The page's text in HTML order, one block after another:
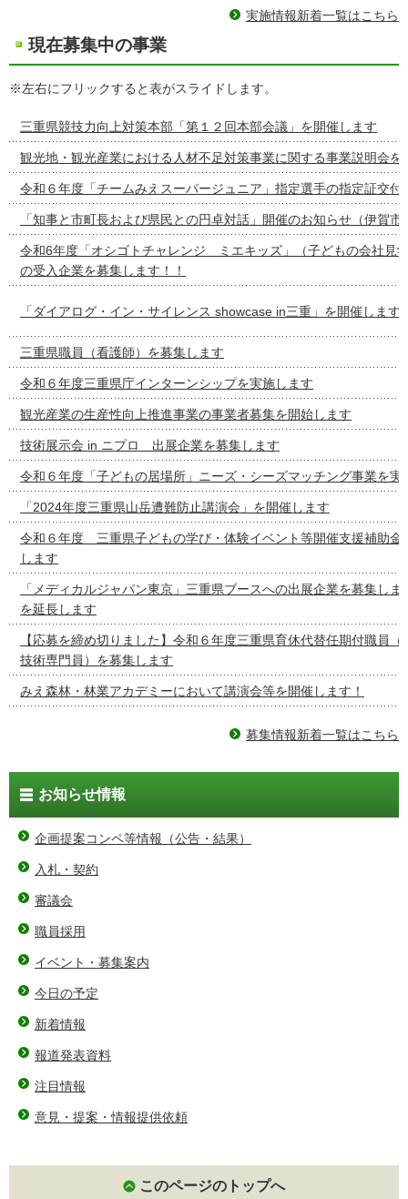
実施情報新着一覧はこちら
現在募集中の事業
※左右にフリックすると表がスライドします。
三重県競技力向上対策本部「第１２回本部会議」を開催します
観光地・観光産業における人材不足対策事業に関する事業説明会を
令和６年度「チームみえスーパージュニア」指定選手の指定証交付
「知事と市町長および県民との円卓対話」開催のお知らせ（伊賀市
令和6年度「オシゴトチャレンジ ミエキッズ」（子どもの会社見
の受入企業を募集します！！
「ダイアログ・イン・サイレンス showcase in三重」を開催します
三重県職員（看護師）を募集します
令和６年度三重県庁インターンシップを実施します
観光産業の生産性向上推進事業の事業者募集を開始します
技術展示会 in ニプロ 出展企業を募集します
令和６年度「子どもの居場所」ニーズ・シーズマッチング事業を実
「2024年度三重県山岳遭難防止講演会」を開催します
令和６年度 三重県子どもの学び・体験イベント等開催支援補助金
します
「メディカルジャパン東京」三重県ブースへの出展企業を募集し
を延長します
【応募を締め切りました】令和６年度三重県育休代替任期付職員
技術専門員）を募集します
みえ森林・林業アカデミーにおいて講演会等を開催します！
募集情報新着一覧はこちら
お知らせ情報
企画提案コンペ等情報（公告・結果）
入札・契約
審議会
職員採用
イベント・募集案内
今日の予定
新着情報
報道発表資料
注目情報
意見・提案・情報提供依頼
このページのトップへ